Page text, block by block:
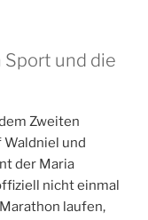
und die
Zweiten
und
der Maria
nicht einmal
laufen,